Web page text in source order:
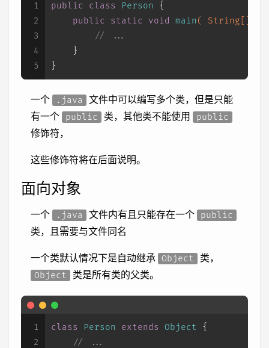
1
2
3
4
5
public class Person
{
public
static void main ( String[]
// ...
    }
}
一个 .java
文件中可以编写多个类，但是只能
有一个
public 类，其他类不能使用
public
修饰符，
这些修饰符将在后面说明。
面向对象
一个 .java 文件内有且只能存在一个
public
类，且需要与文件同名
一个类默认情况下是自动继承 Object
类，
Object
类是所有类的父类。
1
2
class Person extends Object
{
// ...